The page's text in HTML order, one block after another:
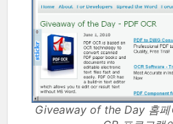
Giveaway of the Day 홈페